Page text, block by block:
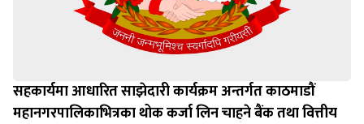
सहकार्यमा आधारित साझेदारी कार्यक्रम अन्तर्गत काठमाडौं
महानगरपालिकाभित्रका थोक कर्जा लिन चाहने बैंक तथा वित्तीय